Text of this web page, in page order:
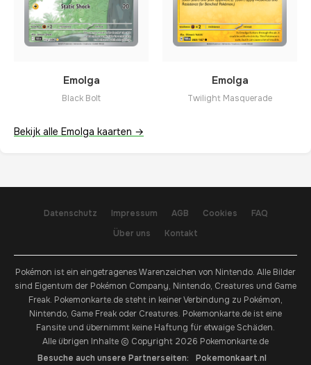
Emolga
Black Bolt
Emolga
Twilight Masquerade
Bekijk alle Emolga kaarten →
Datenschutz Impressum AGB Cookies
FAQ
Über uns
Kontakt
Pokémon ist ein eingetragenes Warenzeichen von Nintendo. Alle Bilder
sind Eigentum der Pokémon Company, Nintendo, Creatures und Game
Freak. Pokemonkarte.de steht in keiner Verbindung zu Pokémon,
Nintendo, Game Freak oder Creatures. Pokemonkarte.de ist eine
Fansite und übernimmt keine Haftung für etwaige Schäden.
Alle übrigen Inhalte © Copyright 2026 Pokemonkarte.de
Besuche auch unsere Partnerseiten:
Pokemonkaart.nl